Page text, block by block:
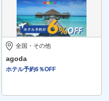
全国・その他
agoda
ホテル予約6％OFF